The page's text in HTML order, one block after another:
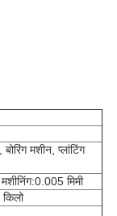
मशीन, प्लांटिंग
मिमी